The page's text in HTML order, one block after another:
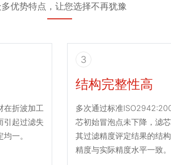
优势特点，让您选择不再犹豫
在折波加工
引起过滤失
一。
3
结构完整性高
多次通过标准
芯初始冒泡点未下降，滤
其过滤精度评定结果的结
精度与实际精度水平一致。